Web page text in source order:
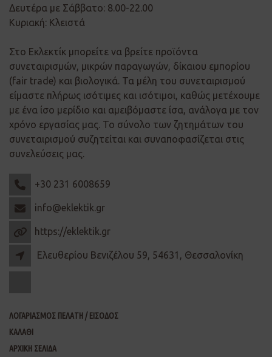
Δευτέρα με Σάββατο: 8.00-22.00
Κυριακή: Κλειστά
Στο Εκλεκτίκ μπορείτε να βρείτε προϊόντα
συνεταιρισμών, μικρών παραγωγών, δίκαιου εμπορίου
(fair trade) και βιολογικά. Τα μέλη του συνεταιρισμού
είμαστε πλήρως ισότιμες και ισότιμοι, καθώς μετέχουμε
με ένα ίσο μερίδιο και αμειβόμαστε ίσα, ανάλογα με τον
χρόνο εργασίας μας. Το σύνολο των ζητημάτων του
συνεταιρισμού συζητείται και συναποφασίζεται στις
συνελεύσεις μας.
+30 231 6008659
info@eklektik.gr
https://eklektik.gr
Ελευθερίου Βενιζέλου 59, 54631, Θεσσαλονίκη
ΛΟΓΑΡΙΑΣΜΟΣ ΠΕΛΑΤΗ / ΕΙΣΟΔΟΣ
ΚΑΛΑΘΙ
ΑΡΧΙΚΗ ΣΕΛΙΔΑ